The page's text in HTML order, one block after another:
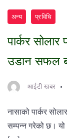
अन्य प्रविधि
पार्कर
उडान सफल
आईटी खबर
नासाको पार्कर
सम्पन्न गरेको छ। यो